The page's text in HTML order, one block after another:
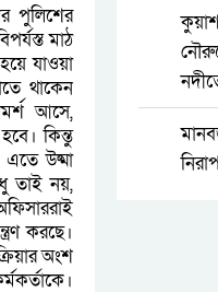
পুলিশের
মাঠ
যাওয়া
থাকেন
আসে,
কিন্তু
উষ্মা
তাই নয়,
করছে।
অংশ